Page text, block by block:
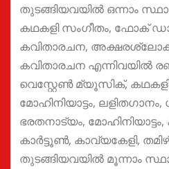
തുടങ്ങിയവയിൽ ഒന്നാം
കഥകളി സംഗീതം, ഫോക്
കവിതാരചന,
കവിതാരചന എന്നിവയിൽ
വെസ്റ്റേൺ മ്യൂസിക്,
മോഹിനിയാട്ടം,
ഭരതനാട്യം,
കാർട്ടൂൺ, കാവ്യകേളി,
തുടങ്ങിയവയിൽ മൂന്നാം